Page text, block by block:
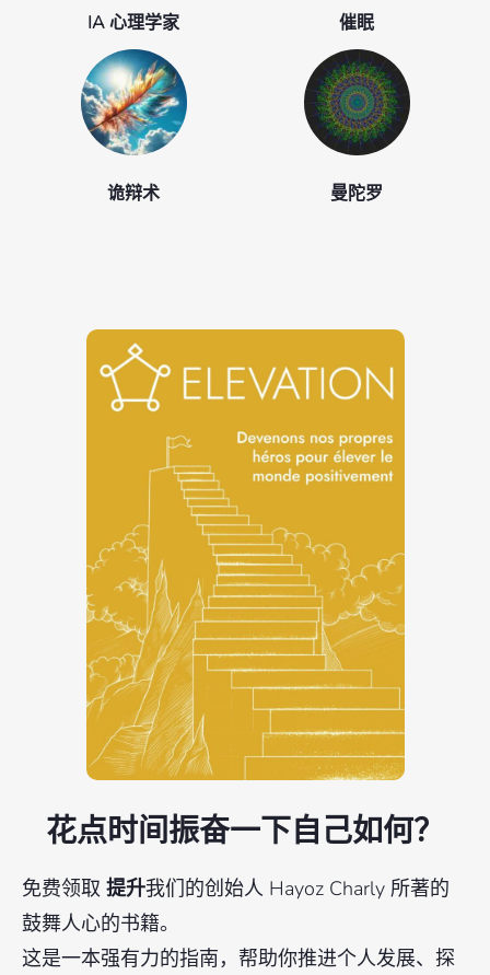
IA 心理学家 催眠
诡辩术 曼陀罗
花点时间振奋一下自己如何？
免费领取 提升我们的创始人 Hayoz Charly 所著的
鼓舞人心的书籍。
这是一本强有力的指南，帮助你推进个人发展、探